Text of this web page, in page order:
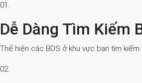
01.
Dễ Dàng Tìm Kiếm
Thể hiện các BDS ở khu vực bạn tìm kiếm
02.